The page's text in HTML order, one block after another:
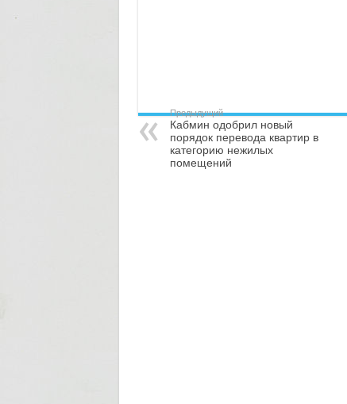
Предыдущий
Кабмин одобрил новый
порядок перевода квартир в
категорию нежилых
помещений